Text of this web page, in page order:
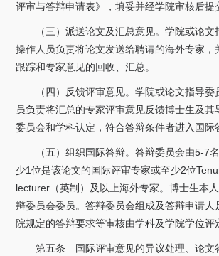
评审与答辩申请表》，填妥并经学院审核后提
（三）派送论文及汇总意见。学院或论
操作人员负责将论文发送给聘请的海外专家，
跟踪和专家意见的回收、汇总。
（四）反馈评审意见。学院或论文指导委
员负责将汇总的专家评审意见反馈博士生及其
委员会和学科认定，符合答辩条件者进入国际
（五）组织国际答辩。答辩委员会由5-7
少1位是该论文的国际评审专家或至少2位
lecturer（英制）及以上海外专家。博士生本
辩委员会委员。答辩委员会组成及答辩申请人
院规定的答辩要求等审核由学科及学院学位评
第五条 国际评审意见的异议处理、论文